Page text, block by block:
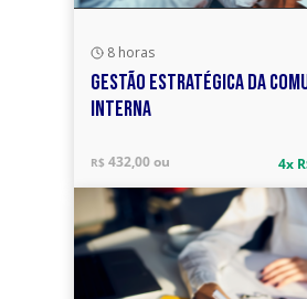
8 horas
GESTÃO ESTRATÉGICA DA
INTERNA
R$ 432,00 ou 4x